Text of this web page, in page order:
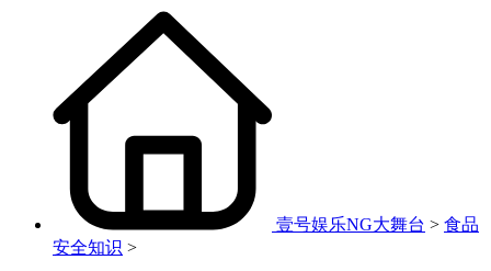
壹号娱乐NG大舞台 > 食品
安全知识 >